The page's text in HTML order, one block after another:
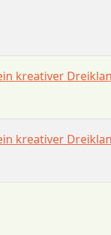
kreativer
kreativer